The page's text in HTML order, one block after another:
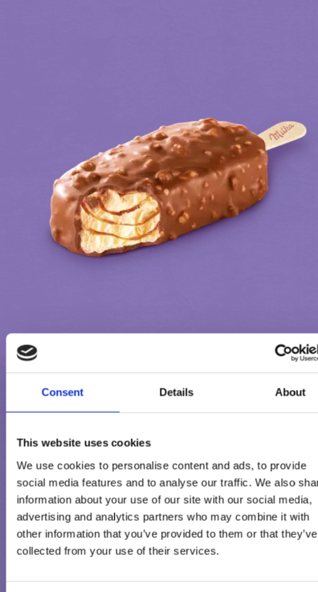
Consent Details About
This website uses cookies
We use cookies to personalise content and ads, to provide
social media features and to analyse our traffic. We also
information about your use of our site with our social media,
advertising and analytics partners who may combine it with
other information that you’ve provided to them or that they’ve
collected from your use of their services.
TERMÉKINFORMÁCIÓ
Összetevők:
zsírszegény visszaállított tej, tejcsokoládé (alpesi tejjel) (cukor,
kakaóvaj, kakaómassza, zsírszegény alpesi tejpor 3,1 %¹, alpesi
tejzsír 2,6 %¹, tejsavópor (tejből), emulgeálószerek: lecitinek